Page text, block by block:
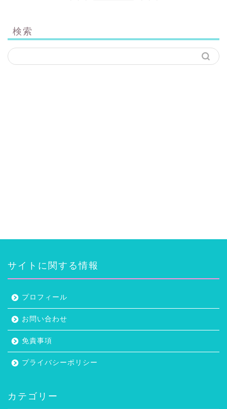
検索
サイトに関する情報
プロフィール
お問い合わせ
免責事項
プライバシーポリシー
カテゴリー